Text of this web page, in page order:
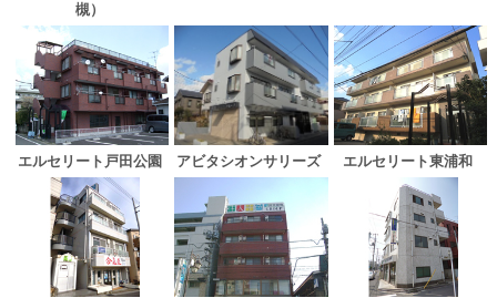
槻）
エルセリート戸田公園 アビタシオンサリーズ エルセリート東浦和